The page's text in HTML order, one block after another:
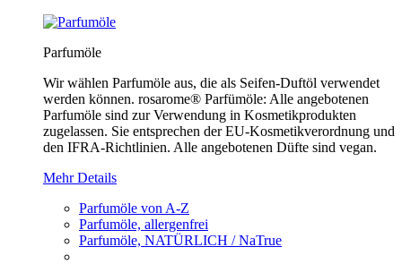
Parfumöle
Wir wählen Parfumöle aus, die als Seifen-Duftöl verwendet
werden können. rosarome® Parfümöle: Alle angebotenen
Parfumöle sind zur Verwendung in Kosmetikprodukten
zugelassen. Sie entsprechen der EU-Kosmetikverordnung und
den IFRA-Richtlinien. Alle angebotenen Düfte sind vegan.
Mehr Details
Parfumöle von A-Z
Parfumöle, allergenfrei
Parfumöle, NATÜRLICH / NaTrue